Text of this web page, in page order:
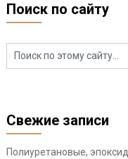
Поиск по сайту
Свежие записи
Полиуретановые,